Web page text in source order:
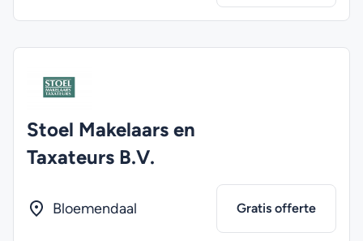
Stoel Makelaars en
Taxateurs B.V.
Bloemendaal Gratis offerte